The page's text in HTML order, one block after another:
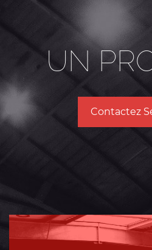
UN
Contactez